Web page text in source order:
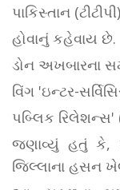
પાકિસ્તાન
હોવાનું કહેવાય છે.
ડોન અખબારના
વિંગ 'ઇન્ટર-
પબ્લિક
જણાવ્યું હતું કે,
જિલ્લાના હસન